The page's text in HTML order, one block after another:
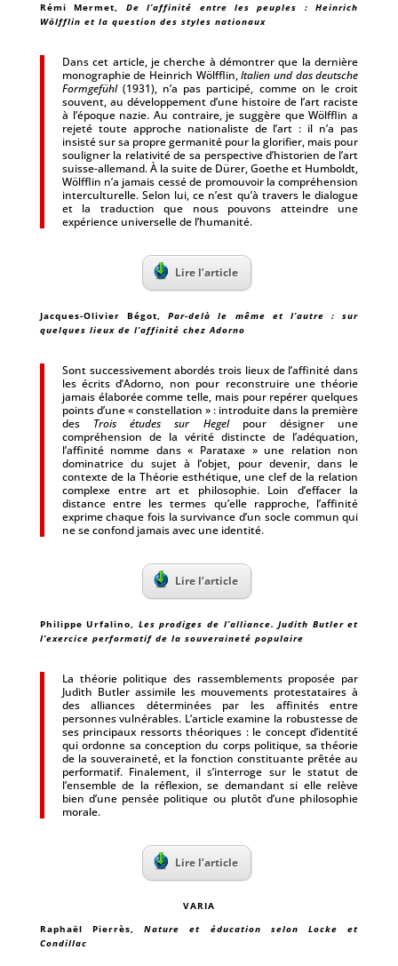
Rémi Mermet, De l’affinité entre les peuples : Heinrich
Wölfflin et la question des styles nationaux
Dans cet article, je cherche à démontrer que la dernière
monographie de Heinrich Wölfflin,Italien und das deutsche
Formgefühl(1931), n’a pas participé, comme on le croit
souvent, au développement d’une histoire de l’art raciste
à l’époque nazie. Au contraire, je suggère que Wölfflin a
rejeté toute approche nationaliste de l’art : il n’a pas
insisté sur sa propre germanité pour la glorifier, mais pour
souligner la relativité de sa perspective d’historien de l’art
suisse-allemand. À la suite de Dürer, Goethe et Humboldt,
Wölfflin n’a jamais cessé de promouvoir la compréhension
interculturelle. Selon lui, ce n’est qu’à travers le dialogue
et la traduction que nous pouvons atteindre une
expérience universelle de l’humanité.
Lire l’article
Jacques-Olivier Bégot,Par-delà le même et l’autre : sur
quelques lieux de l’affinité chez Adorno
Sont successivement abordés trois lieux de l’affinité dans
les écrits d’Adorno, non pour reconstruire une théorie
jamais élaborée comme telle, mais pour repérer quelques
points d’une « constellation » : introduite dans la première
des Trois études sur Hegelpour désigner une
compréhension de la vérité distincte de l’adéquation,
l’affinité nomme dans « Parataxe » une relation non
dominatrice du sujet à l’objet, pour devenir, dans le
contexte de la Théorie esthétique, une clef de la relation
complexe entre art et philosophie. Loin d’effacer la
distance entre les termes qu’elle rapproche, l’affinité
exprime chaque fois la survivance d’un socle commun qui
ne se confond jamais avec une identité.
Lire l’article
Philippe Urfalino, Les prodiges de l’alliance. Judith Butler et
l’exercice performatif de la souveraineté populaire
La théorie politique des rassemblements proposée par
Judith Butler assimile les mouvements protestataires à
des alliances déterminées par les affinités entre
personnes vulnérables. L’article examine la robustesse de
ses principaux ressorts théoriques : le concept d’identité
qui ordonne sa conception du corps politique, sa théorie
de la souveraineté, et la fonction constituante prêtée au
performatif. Finalement, il s’interroge sur le statut de
l’ensemble de la réflexion, se demandant si elle relève
bien d’une pensée politique ou plutôt d’une philosophie
morale.
Lire l’article
VARIA
Raphaël Pierrès,Nature et éducation selon Locke et
Condillac